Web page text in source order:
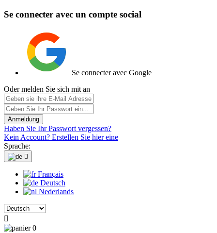
Se connecter avec un compte social
Se connecter avec Google
Oder melden Sie sich mit an
Anmeldung
Haben Sie Ihr Passwort vergessen?
Kein Account? Erstellen Sie hier eine
Sprache:

Français
Deutsch
Nederlands

0